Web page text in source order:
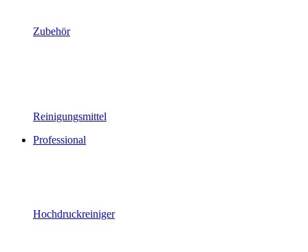
Zubehör
Reinigungsmittel
Professional
Hochdruckreiniger